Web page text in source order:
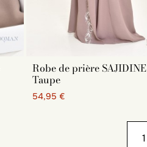
Robe de prière SAJIDINE
Taupe
54,95 €
1